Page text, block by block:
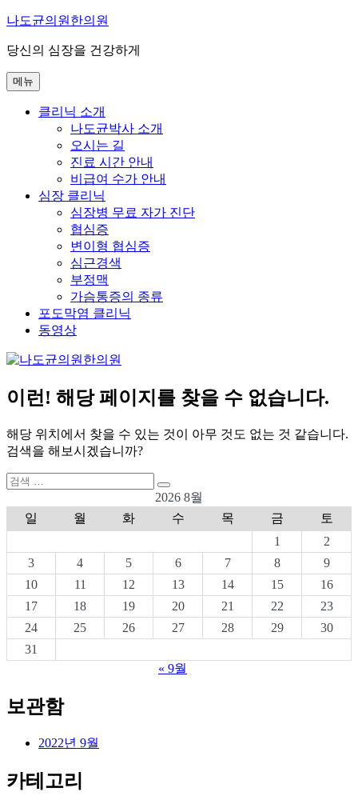
콘
츠
로
바
나도균의원한의원
당신의 심장을 건강하게
메뉴
클리닉 소개
나도균박사 소개
오시는 길
진료 시간 안내
비급여 수가 안내
심장 클리닉
심장병 무료 자가 진단
협심증
변이형 협심증
심근경색
부정맥
가슴통증의 종류
포도막염 클리닉
동영상
이런! 해당 페이지를 찾을 수 없습니다.
해당 위치에서 찾을 수 있는 것이 아무 것도 없는 것 같습니다.
검색을 해보시겠습니까?
검
검
색
2026 8월
일
월 화 수 목 금
토
1
2
3
4 5 6 7 8
9
10
11 12 13 14 15
16
17
18 19 20 21 22
23
24
25 26 27 28 29
30
31
« 9월
보관함
2022년 9월
카테고리